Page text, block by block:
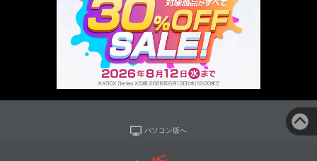
パソコン版へ